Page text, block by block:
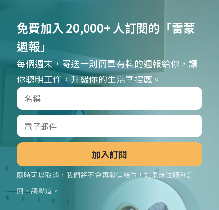
免費加入 20,000+ 人訂閱的「雷蒙
週報」
每個週末，寄送一則簡單有料的週報給你，讓
你聰明工作，升級你的生活掌控感。
加入訂閱
隨時可以取消，我們將不會再發信給你！如果無法順利訂
閱，請點這。